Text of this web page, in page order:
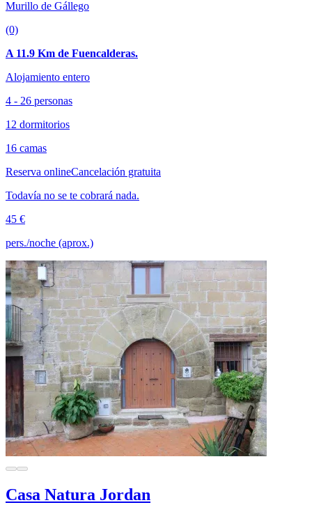
Murillo de Gállego
(0)
A 11.9 Km de Fuencalderas.
Alojamiento entero
4 - 26 personas
12 dormitorios
16 camas
Reserva onlineCancelación gratuita
Todavía no se te cobrará nada.
45 €
pers./noche (aprox.)
Casa Natura Jordan